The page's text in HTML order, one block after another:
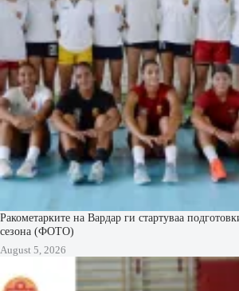
Ракометарките на Вардар ги стартуваа
сезона (ФОТО)
August 5, 2026